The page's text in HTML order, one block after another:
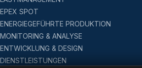
EPEX SPOT
ENERGIEGEFÜHRTE PRODUKTION
MONITORING & ANALYSE
ENTWICKLUNG & DESIGN
DIENSTLEISTUNGEN